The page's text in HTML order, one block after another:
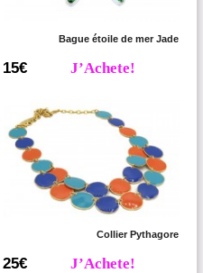
Bague étoile de mer Jade
15€ J’Achete!
Collier Pythagore
25€ J’Achete!